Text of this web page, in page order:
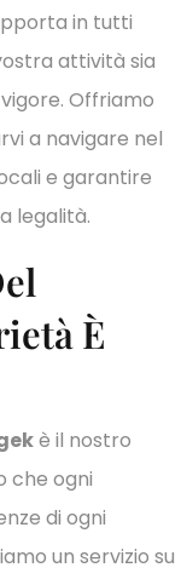
in tutti
attività sia
Offriamo
a navigare nel
e garantire
legalità.
È
è il nostro
che ogni
di ogni
un servizio su